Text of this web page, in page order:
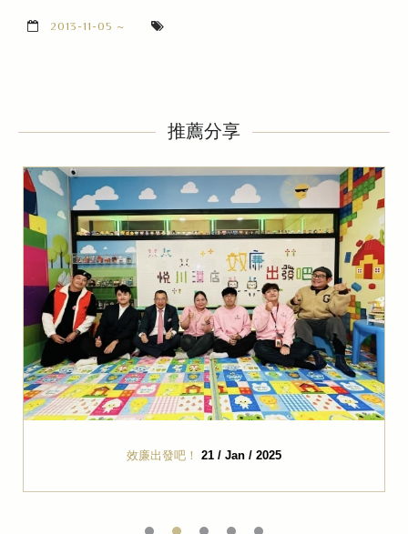
2013-11-05 ~
推薦分享
效廉出發吧！ 21 / Jan / 2025